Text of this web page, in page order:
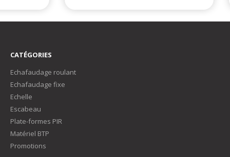
CATÉGORIES
Echafaudage roulant
Echafaudage fixe
Echelle
Escabeau
Plate-formes PIR
Matériel BTP
Promotions